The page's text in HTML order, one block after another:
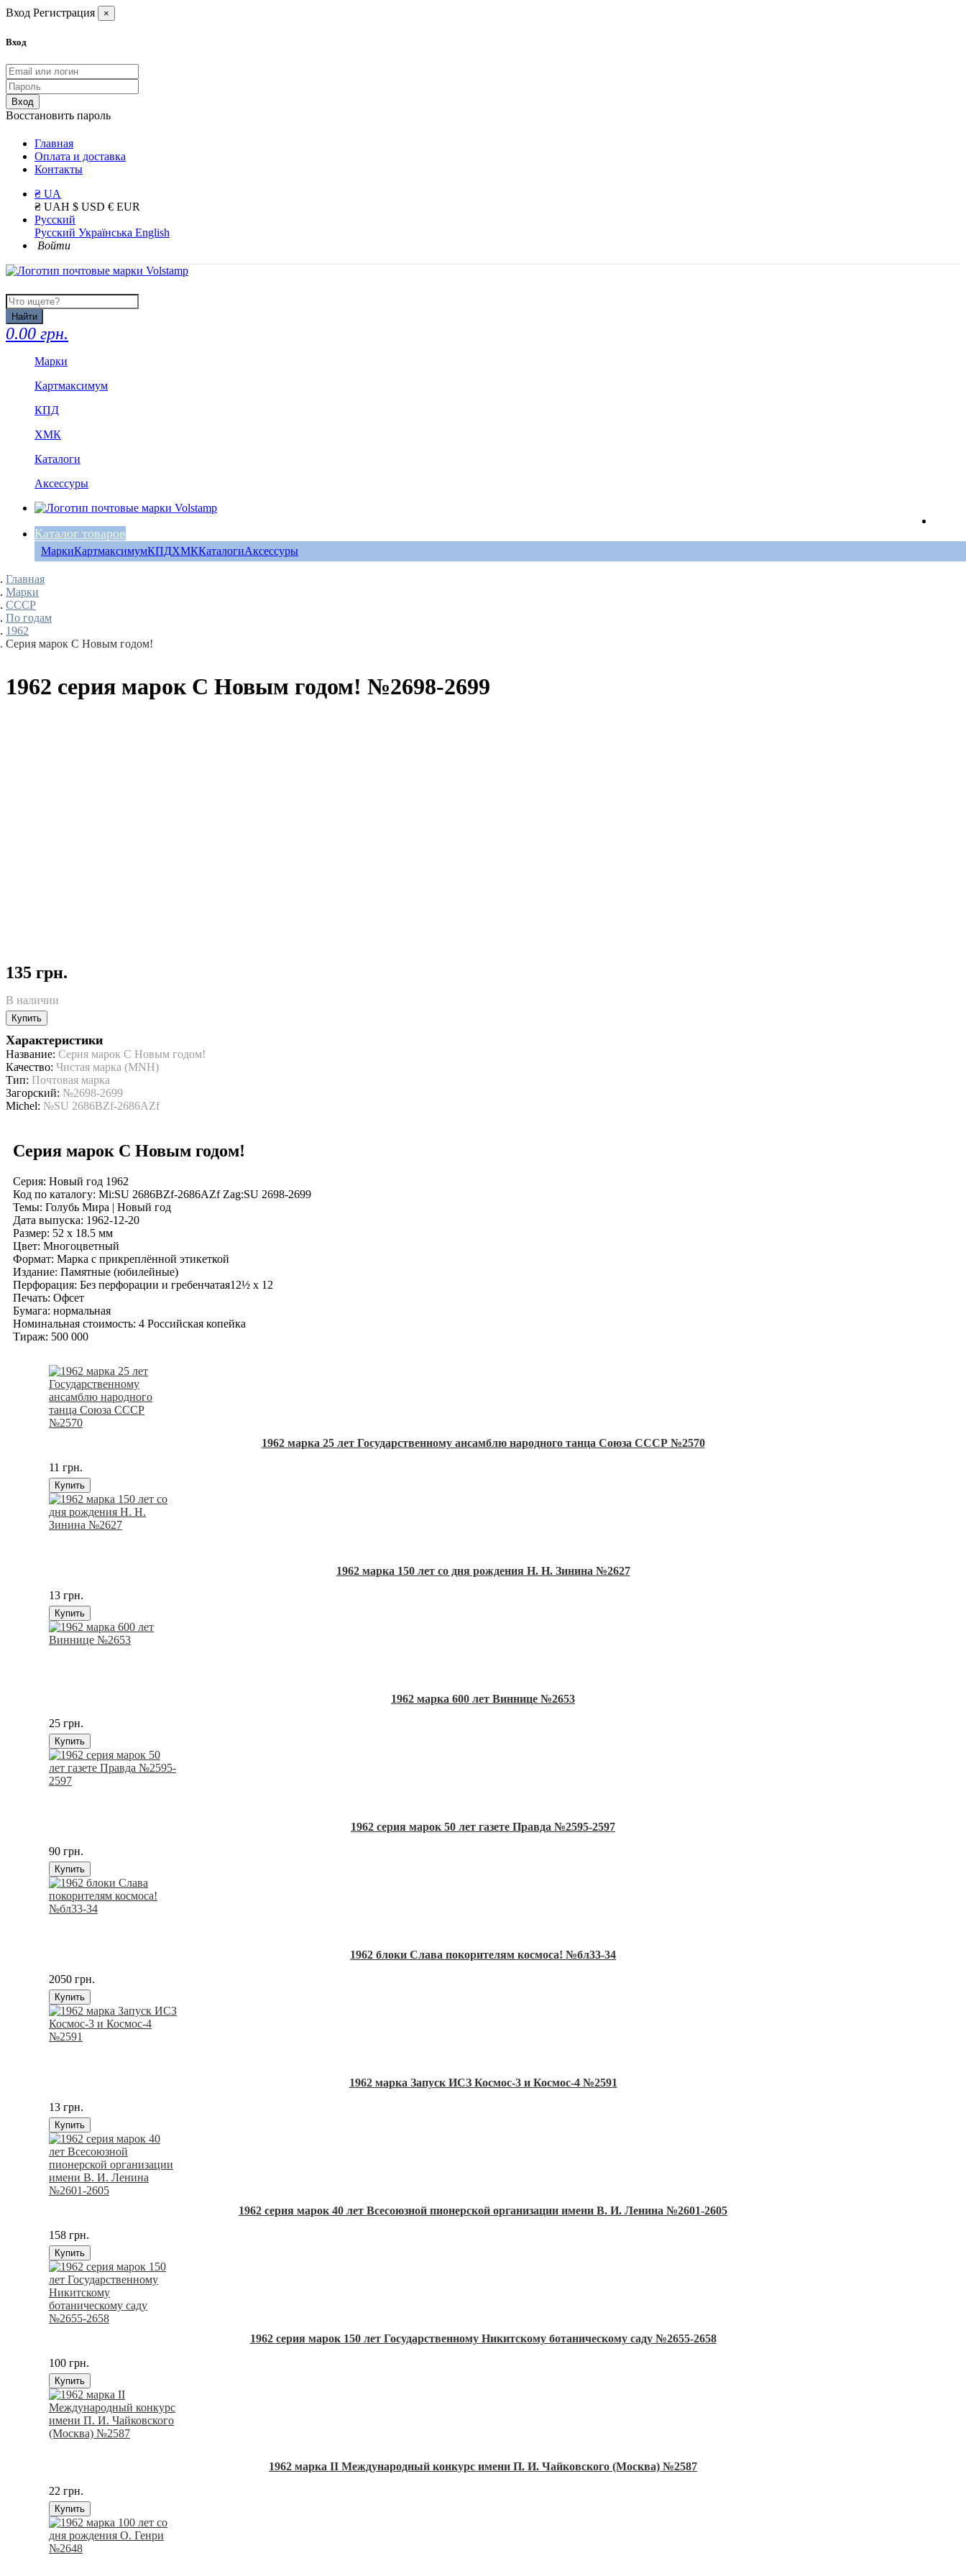
Вход Регистрация ×
Вход
Вход
Восстановить пароль
Главная
Оплата и доставка
Контакты
₴ UA
₴ UAH $ USD € EUR
Русский
Русский Українська English
Войти
Найти
0.00 грн.
Марки
Картмаксимум
КПД
ХМК
Каталоги
Аксессуры
Каталог товаров
МаркиКартмаксимумКПДХМККаталогиАксессуры
Главная
Марки
СССР
По годам
1962
Серия марок С Новым годом!
1962 серия марок С Новым годом! №2698-2699
135 грн.
В наличии
Купить
Характеристики
Название: Серия марок С Новым годом!
Качество: Чистая марка (MNH)
Тип: Почтовая марка
Загорский: №2698-2699
Michel: №SU 2686BZf-2686AZf
Серия марок С Новым годом!
Серия: Новый год 1962
Код по каталогy: Mi:SU 2686BZf-2686AZf Zag:SU 2698-2699
Темы: Голубь Мира | Новый год
Дата выпуска: 1962-12-20
Размер: 52 x 18.5 мм
Цвет: Многоцветный
Формат: Марка с прикреплённой этикеткой
Издание: Памятные (юбилейные)
Перфорация: Без перфорации и гребенчатая12½ x 12
Печать: Офсет
Бумага: нормальная
Номинальная стоимость: 4 Российская копейка
Тираж: 500 000
1962 марка 25 лет Государственному ансамблю народного танца Союза СССР №2570
11 грн.
Купить
1962 марка 150 лет со дня рождения Н. Н. Зинина №2627
13 грн.
Купить
1962 марка 600 лет Виннице №2653
25 грн.
Купить
1962 серия марок 50 лет газете Правда №2595-2597
90 грн.
Купить
1962 блоки Слава покорителям космоса! №бл33-34
2050 грн.
Купить
1962 марка Запуск ИСЗ Космос-3 и Космос-4 №2591
13 грн.
Купить
1962 серия марок 40 лет Всесоюзной пионерской организации имени В. И. Ленина №2601-2605
158 грн.
Купить
1962 серия марок 150 лет Государственному Никитскому ботаническому саду №2655-2658
100 грн.
Купить
1962 марка II Международный конкурс имени П. И. Чайковского (Москва) №2587
22 грн.
Купить